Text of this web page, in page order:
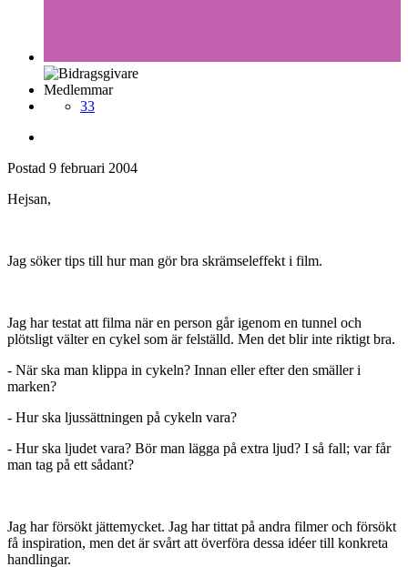
Medlemmar
33
Postad 9 februari 2004
Hejsan,
Jag söker tips till hur man gör bra skrämseleffekt i film.
Jag har testat att filma när en person går igenom en tunnel och
plötsligt välter en cykel som är felställd. Men det blir inte riktigt bra.
- När ska man klippa in cykeln? Innan eller efter den smäller i
marken?
- Hur ska ljussättningen på cykeln vara?
- Hur ska ljudet vara? Bör man lägga på extra ljud? I så fall; var får
man tag på ett sådant?
Jag har försökt jättemycket. Jag har tittat på andra filmer och försökt
få inspiration, men det är svårt att överföra dessa idéer till konkreta
handlingar.